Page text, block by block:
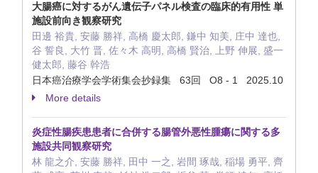
大腸癌に対するがん遺伝子パネル検査の臨床的有用性 単
施設前向き観察研究
田邊 裕貴, 安藤 勝祥, 高橋 慶太郎, 鎌中 知美, 庄中 達也,
谷 誓良, 大竹 晋, 佐々木 高明, 高橋 賢治, 上野 伸展, 盛一
健太郎, 藤谷 幹浩
日本癌治療学会学術集会抄録集 63回 O8 - 1 2025.10
More details
炎症性腸疾患患者に合併する腸管外悪性腫瘍に関する多
施設共同観察研究
林 龍之介, 安藤 勝祥, 田中 一之, 岩間 琢哉, 稲場 勇平, 齊